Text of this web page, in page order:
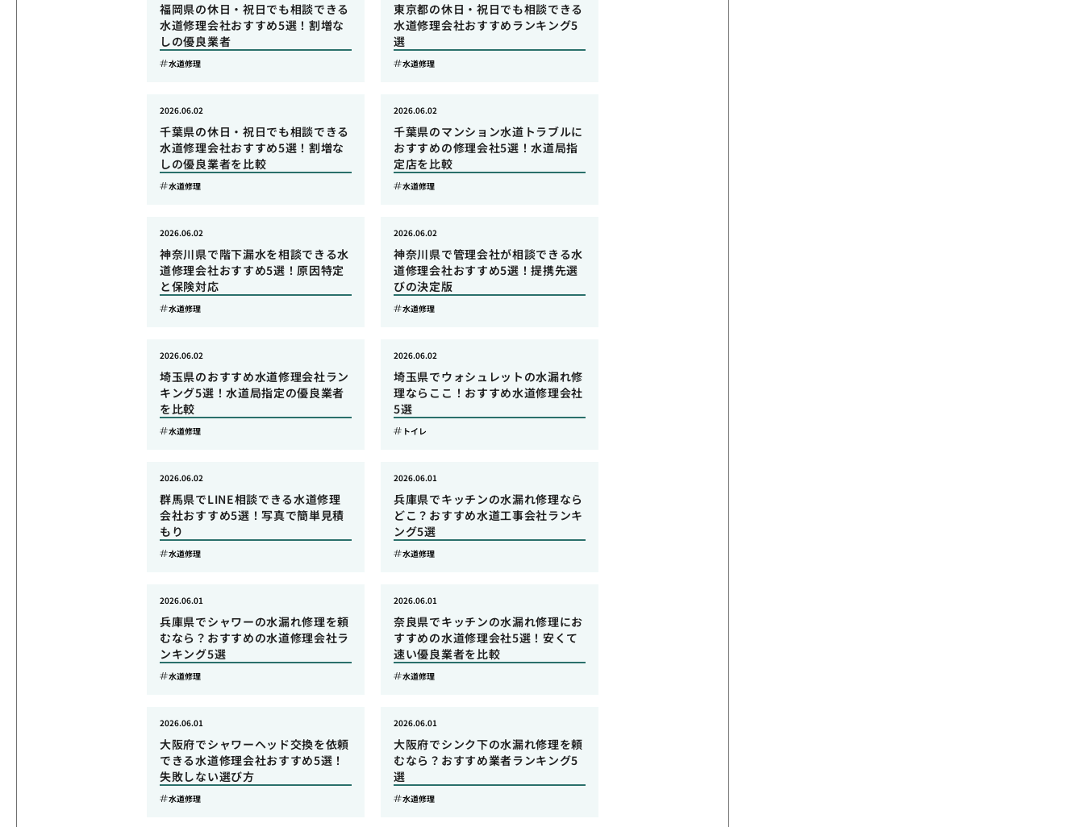
福岡県の休日・祝日でも相談できる
水道修理会社おすすめ5選！割増な
しの優良業者
水道修理
東京都の休日・祝日でも相談できる
水道修理会社おすすめランキング5
選
水道修理
千葉県の休日・祝日でも相談できる
水道修理会社おすすめ5選！割増な
しの優良業者を比較
2026.06.02
水道修理
千葉県のマンション水道トラブルに
おすすめの修理会社5選！水道局指
定店を比較
2026.06.02
水道修理
神奈川県で階下漏水を相談できる水
道修理会社おすすめ5選！原因特定
と保険対応
2026.06.02
水道修理
神奈川県で管理会社が相談できる水
道修理会社おすすめ5選！提携先選
びの決定版
2026.06.02
水道修理
埼玉県のおすすめ水道修理会社ラン
キング5選！水道局指定の優良業者
を比較
2026.06.02
水道修理
埼玉県でウォシュレットの水漏れ修
理ならここ！おすすめ水道修理会社
5選
2026.06.02
トイレ
群馬県でLINE相談できる水道修理
会社おすすめ5選！写真で簡単見積
もり
2026.06.02
水道修理
兵庫県でキッチンの水漏れ修理なら
どこ？おすすめ水道工事会社ランキ
ング5選
2026.06.01
水道修理
兵庫県でシャワーの水漏れ修理を頼
むなら？おすすめの水道修理会社ラ
ンキング5選
2026.06.01
水道修理
奈良県でキッチンの水漏れ修理にお
すすめの水道修理会社5選！安くて
速い優良業者を比較
2026.06.01
水道修理
大阪府でシャワーヘッド交換を依頼
できる水道修理会社おすすめ5選！
失敗しない選び方
2026.06.01
水道修理
大阪府でシンク下の水漏れ修理を頼
むなら？おすすめ業者ランキング5
選
2026.06.01
水道修理